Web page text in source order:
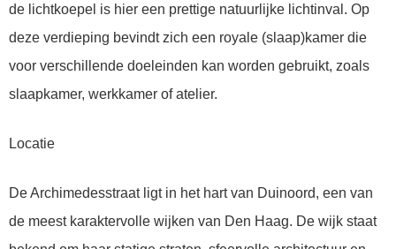
de lichtkoepel is hier een prettige natuurlijke lichtinval. Op
deze verdieping bevindt zich een royale (slaap)kamer die
voor verschillende doeleinden kan worden gebruikt, zoals
slaapkamer, werkkamer of atelier.
Locatie
De Archimedesstraat ligt in het hart van Duinoord, een van
de meest karaktervolle wijken van Den Haag. De wijk staat